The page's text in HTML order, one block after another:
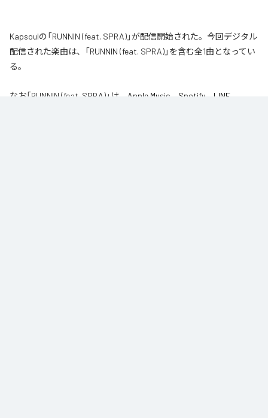
Kapsoulの「RUNNIN (feat. SPRA)」が配信開始された。今回デジタル
配信された楽曲は、「RUNNIN (feat. SPRA)」を含む全1曲となってい
る。
なお「RUNNIN (feat. SPRA)」は、 Apple Music Spotify
LINE